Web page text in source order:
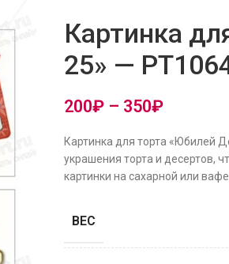
Картинка
25» —
200₽ – 350₽
Картинка для торта «Юбилей
украшения торта и десертов,
картинки на сахарной или
ВЕС